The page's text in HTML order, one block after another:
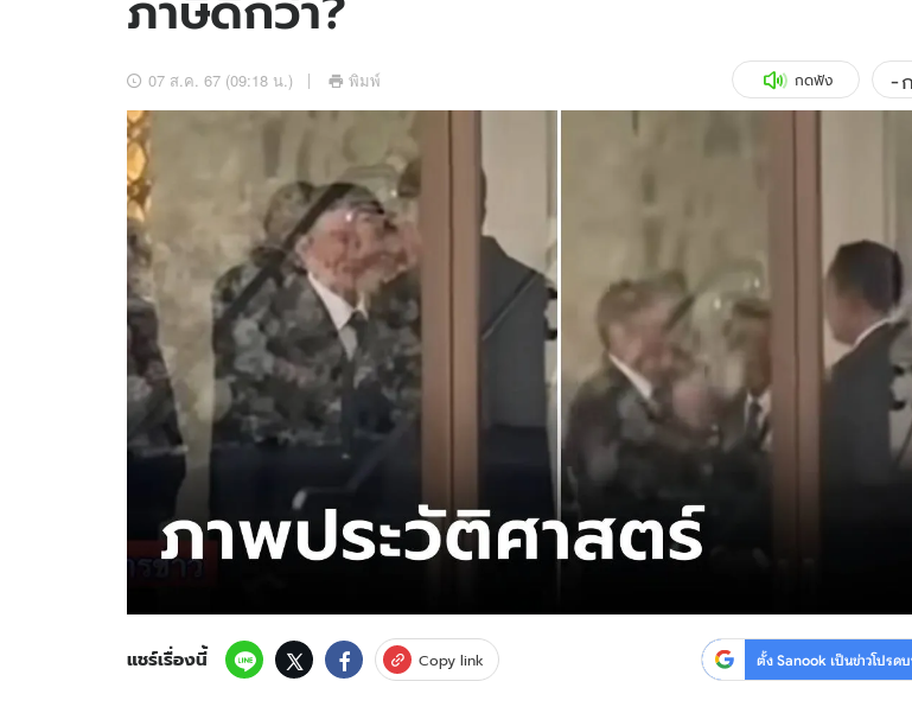
อัปเดตจีน
เที่ยว-กิน
Tasteful Thailand
ดาวน์โหลดสนุกแอปฟรี ติดตามสนุกโซเชียลได้ที่
สงวนลิขสิทธิ์ © 2569บริษัท อิมเมจ ฟิวเจอร์ (ประเทศไทย) จำกัด
07 ส.ค. 67 (09:18 น.) พิมพ์ กดฟัง -ก
แชร์เรื่องนี้ Copy link ตั้ง Sanook เป็นข่าวโปรด